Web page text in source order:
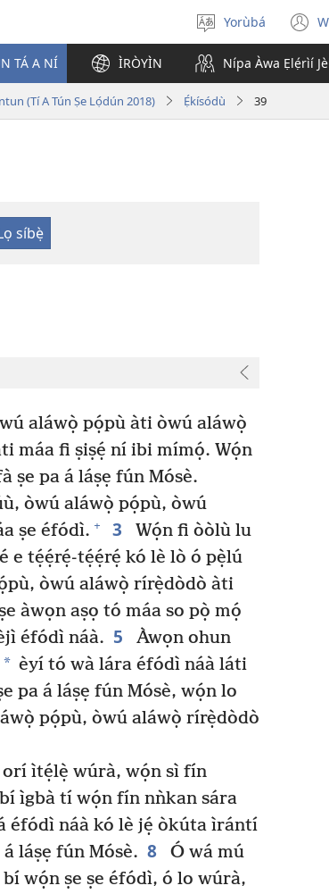
Yan
èdè
Yorùbá
TÁ A NÍ ÌRÒYÌN Nípa Àwa Ẹlẹ́rìí
(Tí A Tún Ṣe Lọ́dún 2018) Ẹ́kísódù 39
aláwọ̀ pọ́pù àti òwú aláwọ̀
máa fi ṣiṣẹ́ ní ibi mímọ́. Wọ́n
ṣe pa á láṣẹ fún Mósè.
òwú aláwọ̀ pọ́pù, òwú
ṣe éfódì. + 3
Wọ́n fi òòlù lu
e tẹ́ẹ́rẹ́-tẹ́ẹ́rẹ́ kó lè lò ó pẹ̀lú
òwú aláwọ̀ rírẹ̀dòdò àti
àwọn aṣọ tó máa so pọ̀ mọ́
éfódì náà. 5
Àwọn ohun
* èyí tó wà lára éfódì náà láti
pa á láṣẹ fún Mósè, wọ́n lo
pọ́pù, òwú aláwọ̀ rírẹ̀dòdò
ìtẹ́lẹ̀ wúrà, wọ́n sì fín
ìgbà tí wọ́n fín nǹkan sára
éfódì náà kó lè jẹ́ òkúta ìrántí
láṣẹ fún Mósè. 8
Ó wá mú
bí wọ́n ṣe ṣe éfódì, ó lo wúrà,